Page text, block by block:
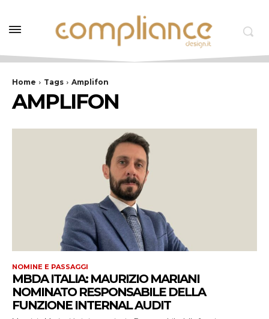
Home Tags Amplifon
AMPLIFON
NOMINE E PASSAGGI
MBDA ITALIA: MAURIZIO MARIANI
NOMINATO RESPONSABILE DELLA
FUNZIONE INTERNAL AUDIT